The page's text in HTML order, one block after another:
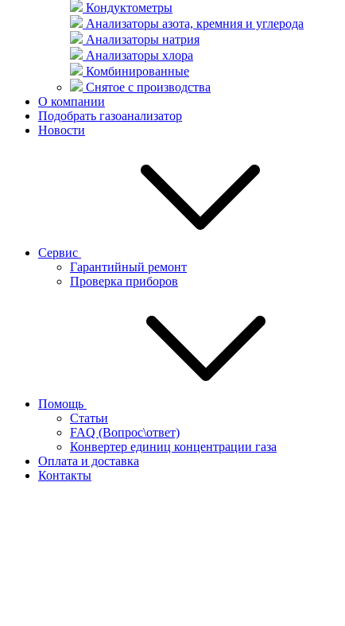
Кондуктометры
Анализаторы азота, кремния и углерода
Анализаторы натрия
Анализаторы хлора
Комбинированные
Снятое с производства
О компании
Подобрать газоанализатор
Новости
Сервис
Гарантийный ремонт
Проверка приборов
Помощь
Статьи
FAQ (Вопрос\ответ)
Конвертер единиц концентрации газа
Оплата и доставка
Контакты